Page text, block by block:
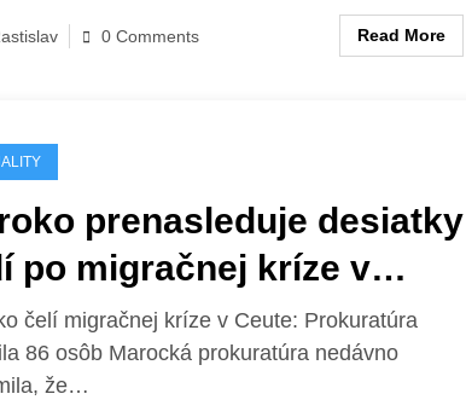
0 Comments Read More
prenasleduje desiatky
po migračnej kríze v
Prokuratúra obvinila 86
čelí migračnej kríze v Ceute: Prokuratúra
86 osôb Marocká prokuratúra nedávno
že…